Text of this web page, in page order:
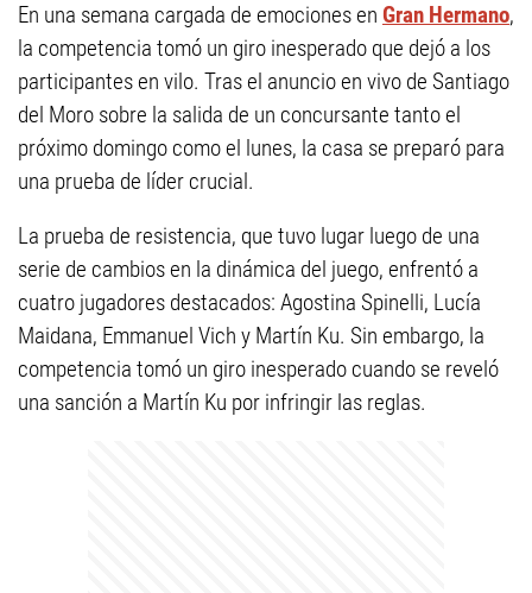
En una semana cargada de emociones en Gran Hermano,
la competencia tomó un giro inesperado que dejó a los
participantes en vilo. Tras el anuncio en vivo de Santiago
del Moro sobre la salida de un concursante tanto el
próximo domingo como el lunes, la casa se preparó para
una prueba de líder crucial.
La prueba de resistencia, que tuvo lugar luego de una
serie de cambios en la dinámica del juego, enfrentó a
cuatro jugadores destacados: Agostina Spinelli, Lucía
Maidana, Emmanuel Vich y Martín Ku. Sin embargo, la
competencia tomó un giro inesperado cuando se reveló
una sanción a Martín Ku por infringir las reglas.